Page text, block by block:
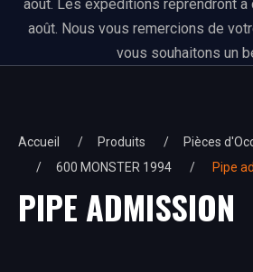
août. Les expéditions reprendront à
août. Nous vous remercions de
vous souhaitons un
Accueil Produits Pièces
600 MONSTER 1994
Pipe
PIPE ADMISSION